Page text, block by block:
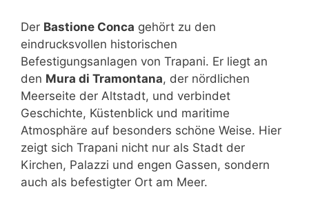
Der Bastione Conca gehört zu den
eindrucksvollen historischen
Befestigungsanlagen von Trapani. Er liegt an
den Mura di Tramontana, der nördlichen
Meerseite der Altstadt, und verbindet
Geschichte, Küstenblick und maritime
Atmosphäre auf besonders schöne Weise. Hier
zeigt sich Trapani nicht nur als Stadt der
Kirchen, Palazzi und engen Gassen, sondern
auch als befestigter Ort am Meer.